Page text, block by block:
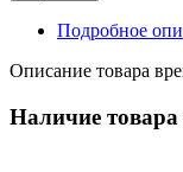
Подробное
Описание товара
Наличие товара